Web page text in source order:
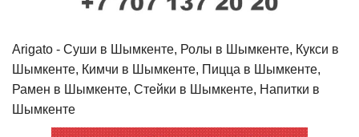
Arigato - Cуши в Шымкенте, Ролы в Шымкенте, Кукси в
Шымкенте, Кимчи в Шымкенте, Пицца в Шымкенте,
Рамен в Шымкенте, Стейки в Шымкенте, Напитки в
Шымкенте